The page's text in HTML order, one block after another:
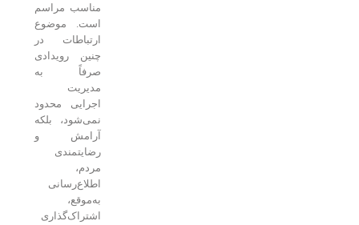
مناسب مراسم
است. موضوع
ارتباطات در
چنین رویدادی
صرفاً به
اجرایی محدود
نمی‌شود، بلکه
آرامش و
رضایتمندی
اطلاع‌رسانی
اشتراک‌گذاری